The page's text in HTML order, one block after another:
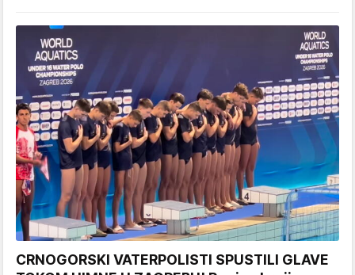
CRNOGORSKI VATERPOLISTI SPUSTILI GLAVE